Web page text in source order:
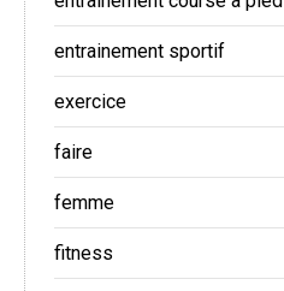
entrainement sportif
exercice
faire
femme
fitness